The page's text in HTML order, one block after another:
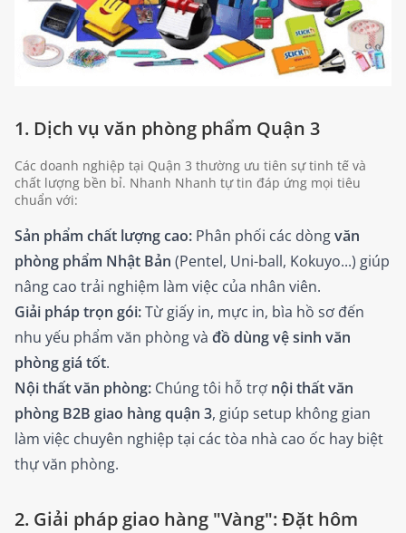
1. Dịch vụ văn phòng phẩm Quận 3
Các doanh nghiệp tại Quận 3 thường ưu tiên sự tinh tế và
chất lượng bền bỉ. Nhanh Nhanh tự tin đáp ứng mọi tiêu
chuẩn với:
Sản phẩm chất lượng cao: Phân phối các dòngvăn
phòng phẩm Nhật Bản (Pentel, Uni-ball, Kokuyo...) giúp
nâng cao trải nghiệm làm việc của nhân viên.
Giải pháp trọn gói:Từ giấy in, mực in, bìa hồ sơ đến
nhu yếu phẩm văn phòng và đồ dùng vệ sinh văn
phòng giá tốt.
Nội thất văn phòng: Chúng tôi hỗ trợ nội thất văn
phòng B2B giao hàng quận 3, giúp setup không gian
làm việc chuyên nghiệp tại các tòa nhà cao ốc hay biệt
thự văn phòng.
2. Giải pháp giao hàng "Vàng": Đặt hôm